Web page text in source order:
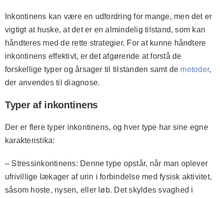
Inkontinens kan være en udfordring for mange, men det er
vigtigt at huske, at det er en almindelig tilstand, som kan
håndteres med de rette strategier. For at kunne håndtere
inkontinens effektivt, er det afgørende at forstå de
forskellige typer og årsager til tilstanden samt de metoder,
der anvendes til diagnose.
Typer af inkontinens
Der er flere typer inkontinens, og hver type har sine egne
karakteristika:
– Stressinkontinens: Denne type opstår, når man oplever
ufrivillige lækager af urin i forbindelse med fysisk aktivitet,
såsom hoste, nysen, eller løb. Det skyldes svaghed i